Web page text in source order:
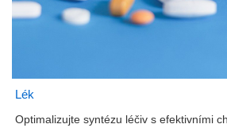
Lék
Optimalizujte syntézu léčiv s efektivními